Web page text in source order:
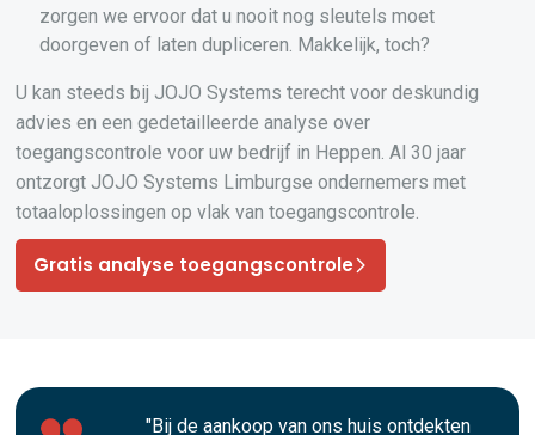
zorgen we ervoor dat u nooit nog sleutels moet
doorgeven of laten dupliceren. Makkelijk, toch?
U kan steeds bij JOJO Systems terecht voor deskundig
advies en een gedetailleerde analyse over
toegangscontrole voor uw bedrijf in Heppen. Al 30 jaar
ontzorgt JOJO Systems Limburgse ondernemers met
totaaloplossingen op vlak van toegangscontrole.
Gratis analyse toegangscontrole
"Bij de aankoop van ons huis ontdekten